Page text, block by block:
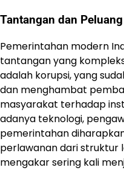
Tantangan dan
Pemerintahan modern
tantangan yang
adalah korupsi, yang
dan menghambat
masyarakat terhadap
adanya teknologi,
pemerintahan
perlawanan dari struktur
mengakar sering kali